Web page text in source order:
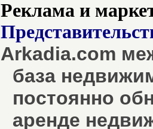
Реклама и
Arkadia.com
база
постоянно
аренде